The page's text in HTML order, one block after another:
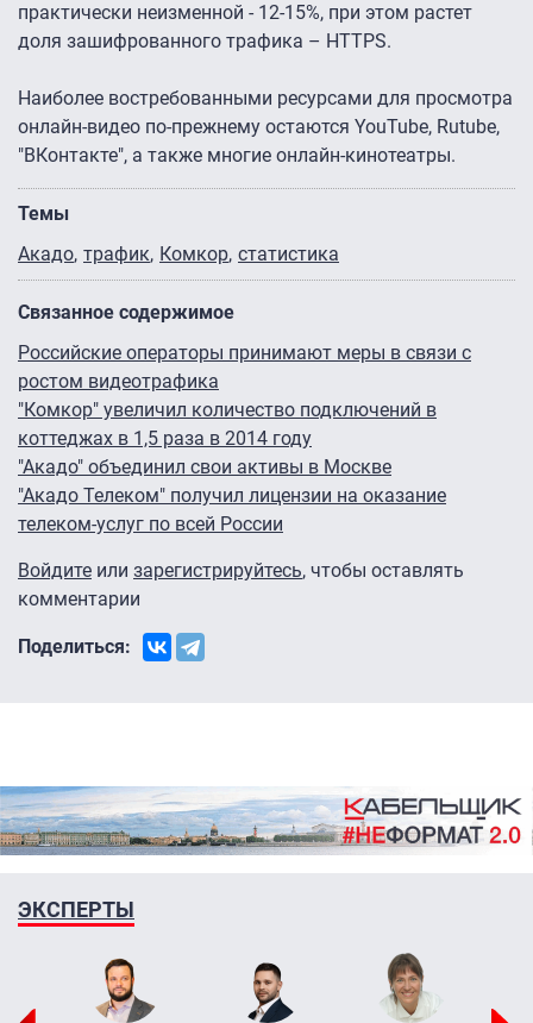
практически неизменной - 12-15%, при этом растет
доля зашифрованного трафика – HTTPS.
Наиболее востребованными ресурсами для просмотра
онлайн-видео по-прежнему остаются YouTube, Rutube,
"ВКонтакте", а также многие онлайн-кинотеатры.
Темы
Акадо трафик Комкор статистика
Связанное содержимое
Российские операторы принимают меры в связи с
ростом видеотрафика
"Комкор" увеличил количество подключений в
коттеджах в 1,5 раза в 2014 году
"Акадо" объединил свои активы в Москве
"Акадо Телеком" получил лицензии на оказание
телеком-услуг по всей России
Войдите или зарегистрируйтесь, чтобы оставлять
комментарии
Поделиться:
ЭКСПЕРТЫ